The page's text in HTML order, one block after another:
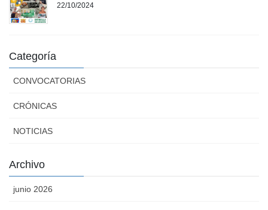
22/10/2024
Categoría
CONVOCATORIAS
CRÓNICAS
NOTICIAS
Archivo
junio 2026